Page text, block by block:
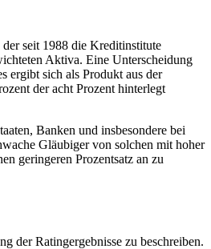
seit 1988 die Kreditinstitute
Aktiva. Eine Unterscheidung
ergibt sich als Produkt aus der
der acht Prozent hinterlegt
Banken und insbesondere bei
Gläubiger von solchen mit hoher
geringeren Prozentsatz an zu
der Ratingergebnisse zu beschreiben.